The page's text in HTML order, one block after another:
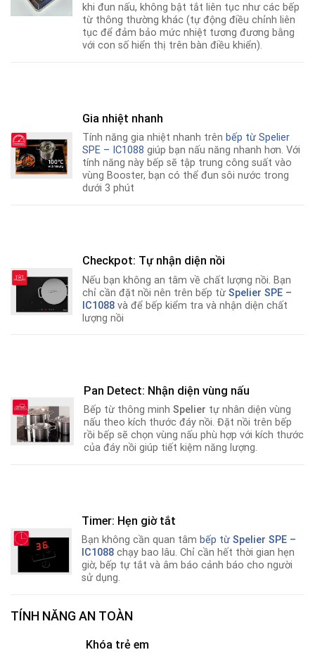
khi đun nấu, không bật tắt liên tục như các bếp
từ thông thường khác (tự động điều chỉnh liên
tục để đảm bảo mức nhiệt tương đương bằng
với con số hiển thị trên bàn điều khiển).
Gia nhiệt nhanh
Tính năng gia nhiệt nhanh trên bếp từ Spelier
SPE – IC1088 giúp bạn nấu năng nhanh hơn. Với
tính năng này bếp sẽ tập trung công suất vào
vùng Booster, bạn có thể đun sôi nước trong
dưới 3 phút
Checkpot: Tự nhận diện nồi
Nếu bạn không an tâm về chất lượng nồi. Bạn
chỉ cần đặt nồi nên trên bếp từSpelier SPE –
IC1088và để bếp kiểm tra và nhận diện chất
lượng nồi
Pan Detect: Nhận diện vùng nấu
Bếp từ thông minhSpelier tự nhân diện vùng
nấu theo kích thước đáy nồi. Đặt nồi trên bếp
rồi bếp sẽ chọn vùng nấu phù hợp với kích thước
của đáy nồi giúp tiết kiệm năng lượng.
Timer: Hẹn giờ tắt
Bạn không cần quan tâm bếp từ Spelier SPE –
IC1088 chạy bao lâu. Chỉ cần hết thời gian hẹn
giờ, bếp tự tắt và âm báo cảnh báo cho người
sử dụng.
TÍNH NĂNG AN TOÀN
Khóa trẻ em